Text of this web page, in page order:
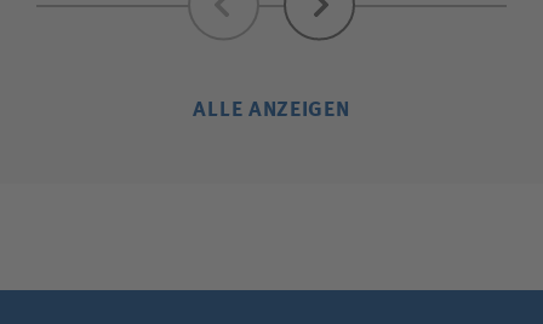
ALLE ANZEIGEN